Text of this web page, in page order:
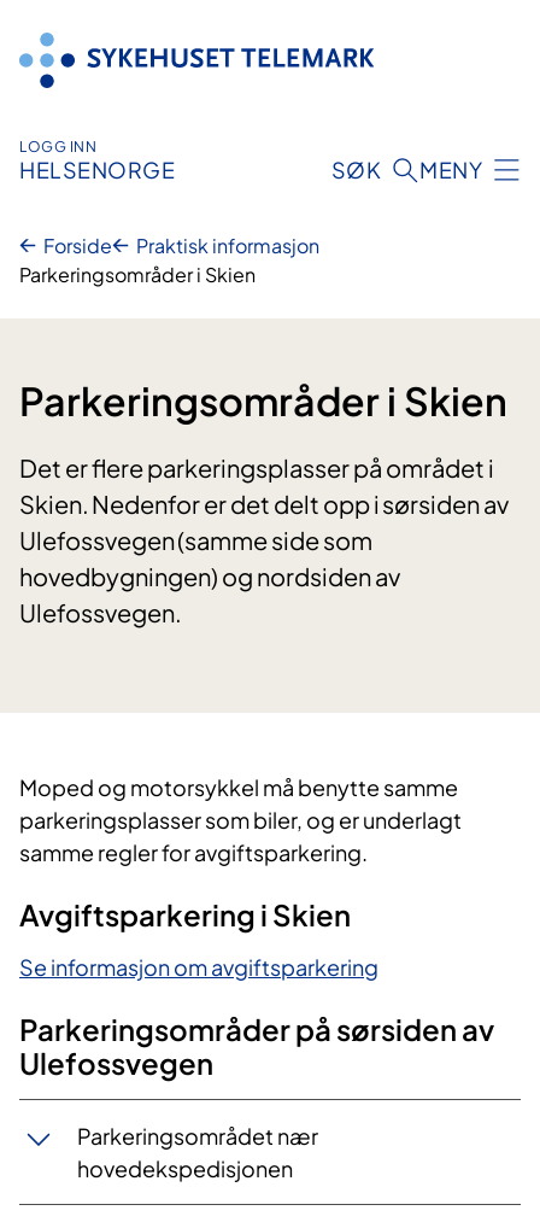
innhold
LOGG INN
HELSENORGE SØK MENY
Forside
Praktisk informasjon
Parkeringsområder i Skien
Parkeringsområder i Skien
Det er flere parkeringsplasser på området i
Skien. Nedenfor er det delt opp i sørsiden av
Ulefossvegen (samme side som
hovedbygningen) og nordsiden av
Ulefossvegen.
Moped og motorsykkel må benytte samme
parkeringsplasser som biler, og er underlagt
samme regler for avgiftsparkering.
Avgiftsparkering i Skien
Se informasjon om avgiftsparkering
Parkeringsområder på sørsiden av
Ulefossvegen
Parkeringsområdet nær
hovedekspedisjonen